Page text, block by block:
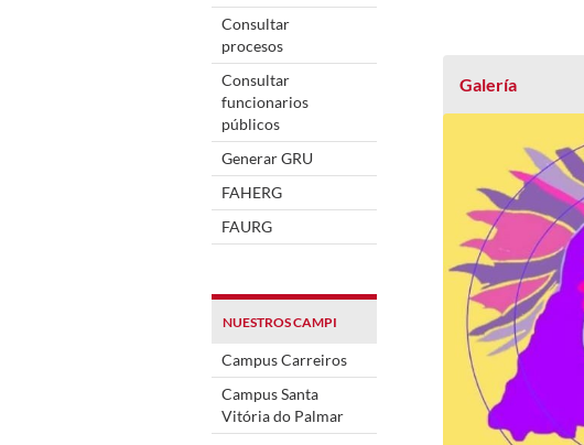
Consultar
procesos
Consultar
funcionarios
públicos
Generar GRU
FAHERG
FAURG
NUESTROS CAMPI
Campus Carreiros
Campus Santa
Vitória do Palmar
Galería